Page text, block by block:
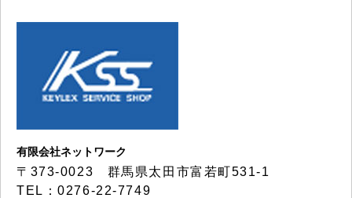
有限会社ネットワーク
〒373-0023 群馬県太田市富若町531-1
TEL：0276-22-7749